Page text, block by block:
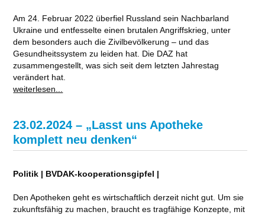
Am 24. Februar 2022 überfiel Russland sein Nachbarland
Ukraine und entfesselte einen brutalen Angriffskrieg, unter
dem besonders auch die Zivilbevölkerung – und das
Gesundheitssystem zu leiden hat. Die DAZ hat
zusammengestellt, was sich seit dem letzten Jahrestag
verändert hat.
weiterlesen...
23.02.2024 – „Lasst uns Apotheke
komplett neu denken“
Politik | BVDAK-kooperationsgipfel |
Den Apotheken geht es wirtschaftlich derzeit nicht gut. Um sie
zukunftsfähig zu machen, braucht es tragfähige Konzepte, mit